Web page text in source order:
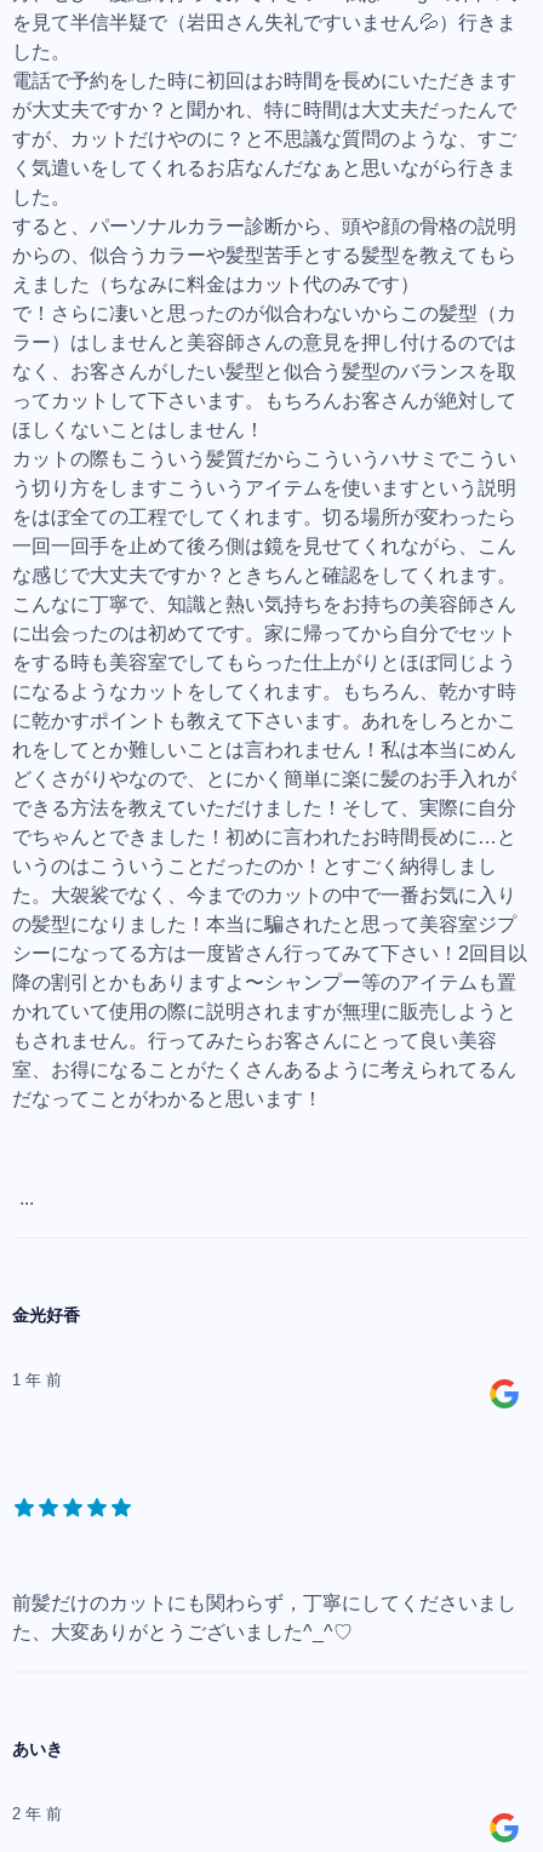
を見て半信半疑で（岩田さん失礼ですいません💦）行きま
した。
電話で予約をした時に初回はお時間を長めにいただきます
が大丈夫ですか？と聞かれ、特に時間は大丈夫だったんで
すが、カットだけやのに？と不思議な質問のような、すご
く気遣いをしてくれるお店なんだなぁと思いながら行きま
した。
すると、パーソナルカラー診断から、頭や顔の骨格の説明
からの、似合うカラーや髪型苦手とする髪型を教えてもら
えました（ちなみに料金はカット代のみです）
で！さらに凄いと思ったのが似合わないからこの髪型（カ
ラー）はしませんと美容師さんの意見を押し付けるのでは
なく、お客さんがしたい髪型と似合う髪型のバランスを取
ってカットして下さいます。もちろんお客さんが絶対して
ほしくないことはしません！
カットの際もこういう髪質だからこういうハサミでこうい
う切り方をしますこういうアイテムを使いますという説明
をはぼ全ての工程でしてくれます。切る場所が変わったら
一回一回手を止めて後ろ側は鏡を見せてくれながら、こん
な感じで大丈夫ですか？ときちんと確認をしてくれます。
こんなに丁寧で、知識と熱い気持ちをお持ちの美容師さん
に出会ったのは初めてです。家に帰ってから自分でセット
をする時も美容室でしてもらった仕上がりとほぼ同じよう
になるようなカットをしてくれます。もちろん、乾かす時
に乾かすポイントも教えて下さいます。あれをしろとかこ
れをしてとか難しいことは言われません！私は本当にめん
どくさがりやなので、とにかく簡単に楽に髪のお手入れが
できる方法を教えていただけました！そして、実際に自分
でちゃんとできました！初めに言われたお時間長めに…と
いうのはこういうことだったのか！とすごく納得しまし
た。大袈裟でなく、今までのカットの中で一番お気に入り
の髪型になりました！本当に騙されたと思って美容室ジプ
シーになってる方は一度皆さん行ってみて下さい！2回目以
降の割引とかもありますよ〜シャンプー等のアイテムも置
かれていて使用の際に説明されますが無理に販売しようと
もされません。行ってみたらお客さんにとって良い美容
室、お得になることがたくさんあるように考えられてるん
だなってことがわかると思います！
...
金光好香
1 年 前
前髪だけのカットにも関わらず，丁寧にしてくださいまし
た、大変ありがとうございました^_^♡
あいき
2 年 前